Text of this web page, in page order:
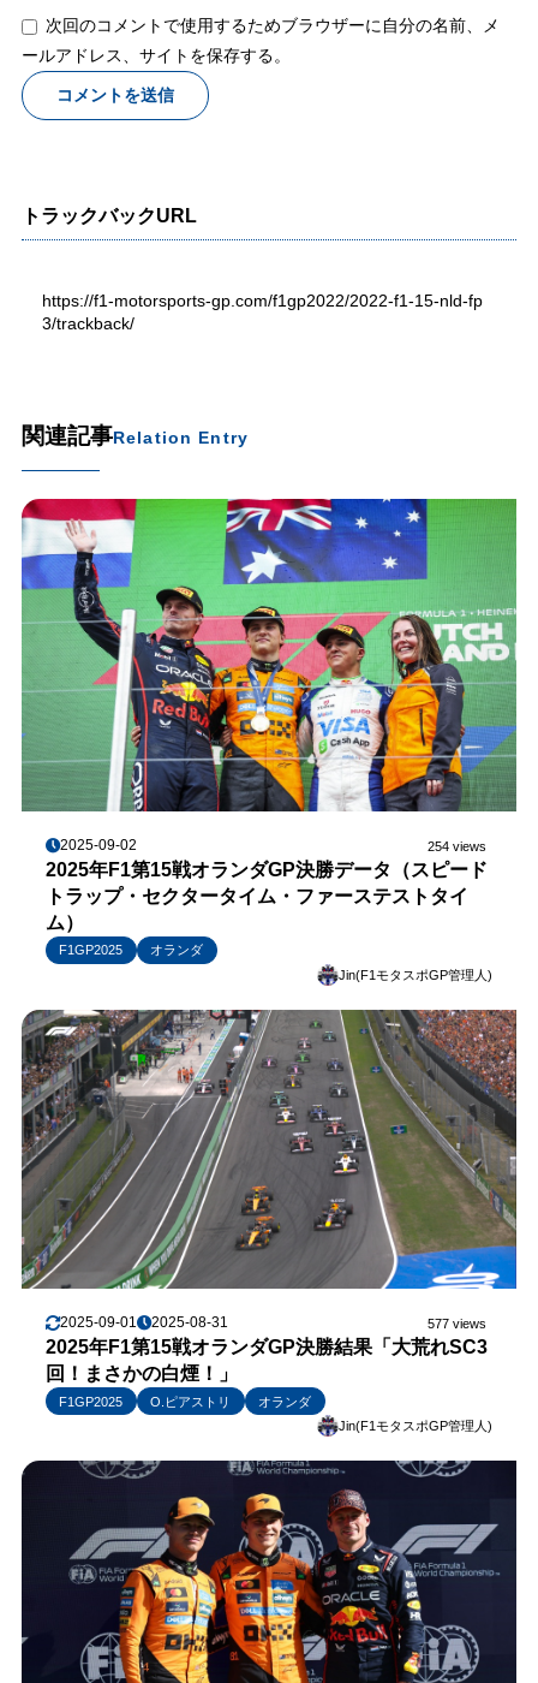
次回のコメントで使用するためブラウザーに自分の名前、メ
ールアドレス、サイトを保存する。
トラックバックURL
https://f1-motorsports-gp.com/f1gp2022/2022-f1-15-nld-fp
3/trackback/
関連記事Relation Entry
2025-09-02 254 views
2025年F1第15戦オランダGP決勝データ（スピード
トラップ・セクタータイム・ファーステストタイ
ム）
F1GP2025
オランダ
Jin(F1モタスポGP管理人)
2025-09-01 2025-08-31 577 views
2025年F1第15戦オランダGP決勝結果「大荒れSC3
回！まさかの白煙！」
F1GP2025 O.ピアストリ
オランダ
Jin(F1モタスポGP管理人)